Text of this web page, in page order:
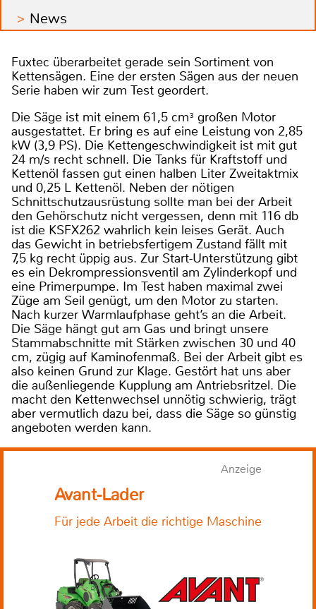
News
Fuxtec überarbeitet gerade sein Sortiment von
Kettensägen. Eine der ersten Sägen aus der neuen
Serie haben wir zum Test geordert.
Die Säge ist mit einem 61,5 cm³ großen Motor
ausgestattet. Er bring es auf eine Leistung von 2,85
kW (3,9 PS). Die Kettengeschwindigkeit ist mit gut
24 m/s recht schnell. Die Tanks für Kraftstoff und
Kettenöl fassen gut einen halben Liter Zweitaktmix
und 0,25 L Kettenöl. Neben der nötigen
Schnittschutzausrüstung sollte man bei der Arbeit
den Gehörschutz nicht vergessen, denn mit 116 db
ist die KSFX262 wahrlich kein leises Gerät. Auch
das Gewicht in betriebsfertigem Zustand fällt mit
7,5 kg recht üppig aus. Zur Start-Unterstützung gibt
es ein Dekrompressionsventil am Zylinderkopf und
eine Primerpumpe. Im Test haben maximal zwei
Züge am Seil genügt, um den Motor zu starten.
Nach kurzer Warmlaufphase geht’s an die Arbeit.
Die Säge hängt gut am Gas und bringt unsere
Stammabschnitte mit Stärken zwischen 30 und 40
cm, zügig auf Kaminofenmaß. Bei der Arbeit gibt es
also keinen Grund zur Klage. Gestört hat uns aber
die außenliegende Kupplung am Antriebsritzel. Die
macht den Kettenwechsel unnötig schwierig, trägt
aber vermutlich dazu bei, dass die Säge so günstig
angeboten werden kann.
Anzeige
Avant-Lader
Für jede Arbeit die richtige Maschine